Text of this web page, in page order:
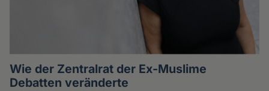
Wie der Zentralrat der Ex-Muslime
Debatten veränderte